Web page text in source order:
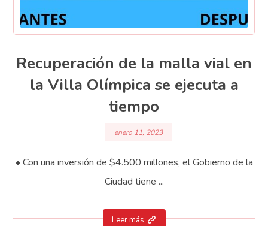
Recuperación de la malla vial en
la Villa Olímpica se ejecuta a
tiempo
enero 11, 2023
• Con una inversión de $4.500 millones, el Gobierno de la
Ciudad tiene ...
Leer más